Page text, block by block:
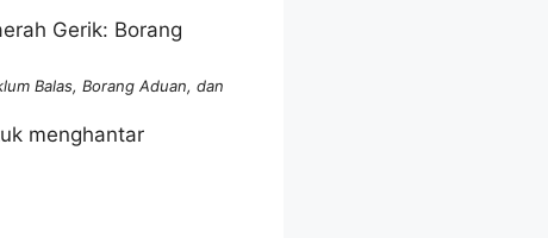
Balas, Borang Aduan, dan
menghantar